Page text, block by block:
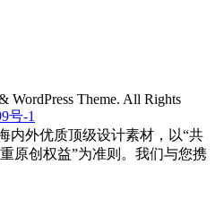
Theme. All Rights
号-1
内外优质顶级设计素材，以“共
原创权益”为准则。我们与您携